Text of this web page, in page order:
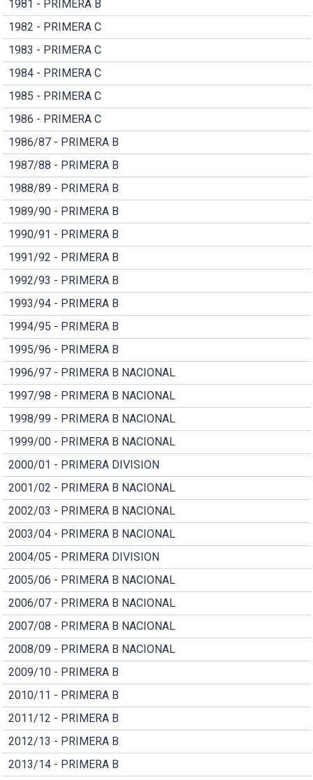
1981 - PRIMERA B
1982 - PRIMERA C
1983 - PRIMERA C
1984 - PRIMERA C
1985 - PRIMERA C
1986 - PRIMERA C
1986/87 - PRIMERA B
1987/88 - PRIMERA B
1988/89 - PRIMERA B
1989/90 - PRIMERA B
1990/91 - PRIMERA B
1991/92 - PRIMERA B
1992/93 - PRIMERA B
1993/94 - PRIMERA B
1994/95 - PRIMERA B
1995/96 - PRIMERA B
1996/97 - PRIMERA B NACIONAL
1997/98 - PRIMERA B NACIONAL
1998/99 - PRIMERA B NACIONAL
1999/00 - PRIMERA B NACIONAL
2000/01 - PRIMERA DIVISION
2001/02 - PRIMERA B NACIONAL
2002/03 - PRIMERA B NACIONAL
2003/04 - PRIMERA B NACIONAL
2004/05 - PRIMERA DIVISION
2005/06 - PRIMERA B NACIONAL
2006/07 - PRIMERA B NACIONAL
2007/08 - PRIMERA B NACIONAL
2008/09 - PRIMERA B NACIONAL
2009/10 - PRIMERA B
2010/11 - PRIMERA B
2011/12 - PRIMERA B
2012/13 - PRIMERA B
2013/14 - PRIMERA B